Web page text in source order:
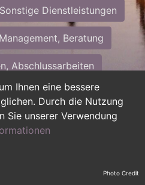
Ihnen eine bessere
Durch die Nutzung
Sie unserer Verwendung
Sonstige Dienstleistungen
Management, Beratung
Abschlussarbeiten
Sekretariat
Nebenjobs
Ausbildung Photo Credit